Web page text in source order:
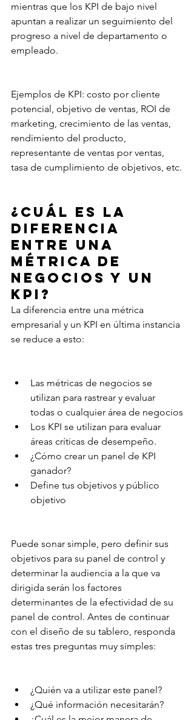
mientras que los KPI de bajo nivel
apuntan a realizar un seguimiento del
progreso a nivel de departamento o
empleado.
Ejemplos de KPI: costo por cliente
potencial, objetivo de ventas, ROI de
marketing, crecimiento de las ventas,
rendimiento del producto,
representante de ventas por ventas,
tasa de cumplimiento de objetivos, etc.
¿Cuál es la
diferencia
entre una
métrica de
negocios y un
KPI?
La diferencia entre una métrica
empresarial y un KPI en última instancia
se reduce a esto:
Las métricas de negocios se
utilizan para rastrear y evaluar
todas o cualquier área de negocios
Los KPI se utilizan para evaluar
áreas críticas de desempeño.
¿Cómo crear un panel de KPI
ganador?
Define tus objetivos y público
objetivo
Puede sonar simple, pero definir sus
objetivos para su panel de control y
determinar la audiencia a la que va
dirigida serán los factores
determinantes de la efectividad de su
panel de control. Antes de continuar
con el diseño de su tablero, responda
estas tres preguntas muy simples:
¿Quién va a utilizar este panel?
¿Qué información necesitarán?